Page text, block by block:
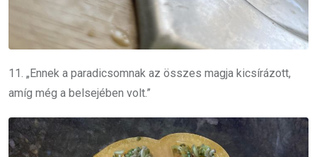
11. „Ennek a paradicsomnak az összes magja kicsírázott,
amíg még a belsejében volt.”